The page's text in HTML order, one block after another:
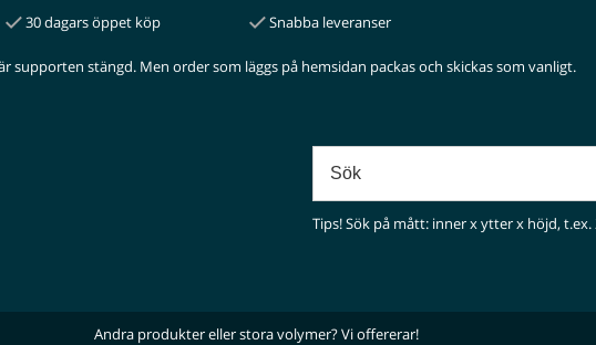
30 dagars öppet köp Snabba leveranser
supporten stängd. Men order som läggs på hemsidan packas och skickas som vanligt.
Tips! Sök på mått: inner x ytter x höjd, t.ex.
Andra produkter eller stora volymer? Vi offererar!